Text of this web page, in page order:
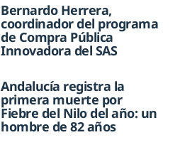
Bernardo Herrera,
coordinador del programa
de Compra Pública
Innovadora del SAS
Andalucía registra la
primera muerte por
Fiebre del Nilo del año: un
hombre de 82 años